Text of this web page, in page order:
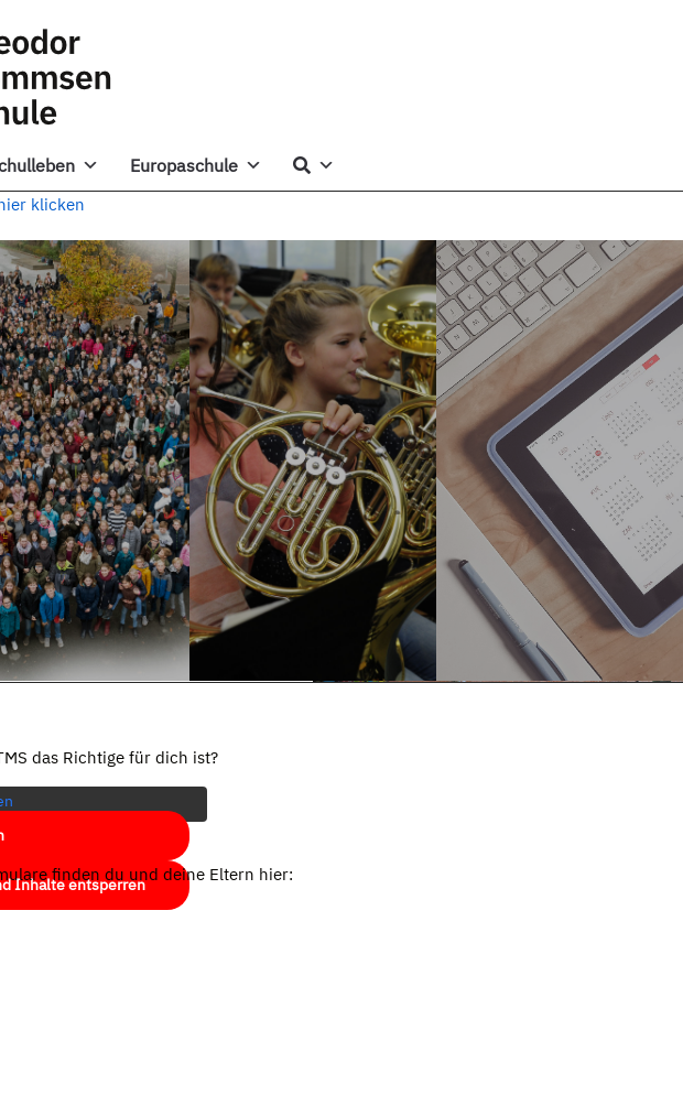
Europaschule
klicken
die Schaltfläche unten.
weitergegeben
Inhalte entsperren
das Richtige für dich ist?
finden du und deine Eltern hier: